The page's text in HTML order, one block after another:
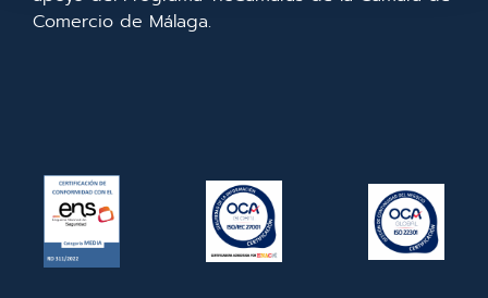
Comercio de Málaga.